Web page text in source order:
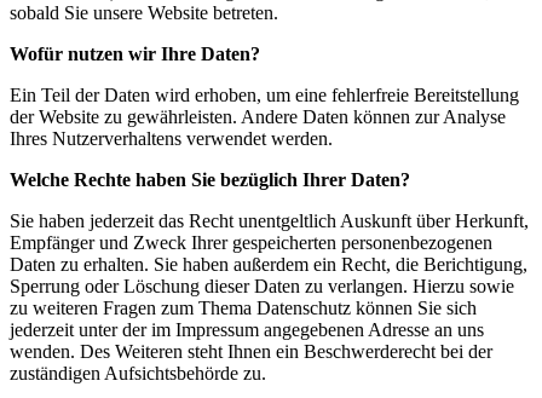
sobald Sie unsere Website betreten.
Wofür nutzen wir Ihre Daten?
Ein Teil der Daten wird erhoben, um eine fehlerfreie Bereitstellung
der Website zu gewährleisten. Andere Daten können zur Analyse
Ihres Nutzerverhaltens verwendet werden.
Welche Rechte haben Sie bezüglich Ihrer Daten?
Sie haben jederzeit das Recht unentgeltlich Auskunft über Herkunft,
Empfänger und Zweck Ihrer gespeicherten personenbezogenen
Daten zu erhalten. Sie haben außerdem ein Recht, die Berichtigung,
Sperrung oder Löschung dieser Daten zu verlangen. Hierzu sowie
zu weiteren Fragen zum Thema Datenschutz können Sie sich
jederzeit unter der im Impressum angegebenen Adresse an uns
wenden. Des Weiteren steht Ihnen ein Beschwerderecht bei der
zuständigen Aufsichtsbehörde zu.